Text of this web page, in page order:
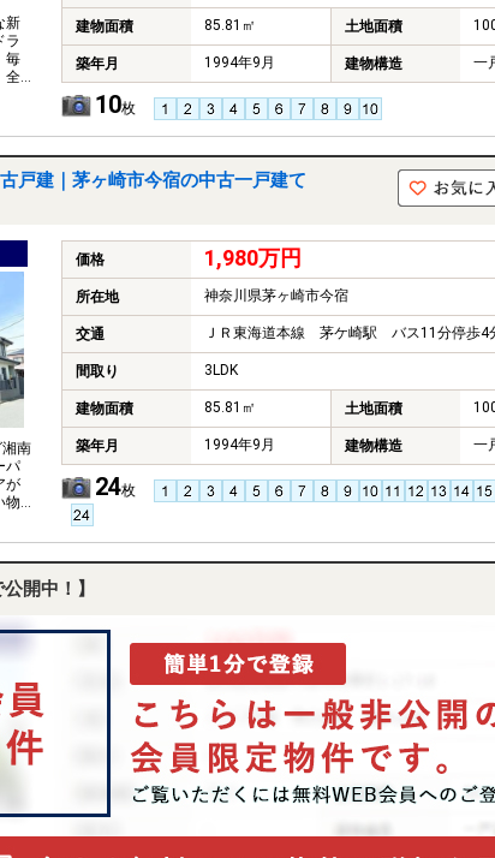
新
ラ
毎
全
建物面積 85.81㎡ 土地面積
築年月 1994年9月 建物構造 一
10枚
戸建｜茅ヶ崎市今宿の中古一戸建て
湘南
パ
が
物
価格 1,980万円
所在地 神奈川県茅ヶ崎市今宿
交通 ＪＲ東海道本線 茅ケ崎駅 バス11分停歩4
間取り 3LDK
建物面積 85.81㎡ 土地面積
築年月 1994年9月 建物構造 一
24枚
開中！】